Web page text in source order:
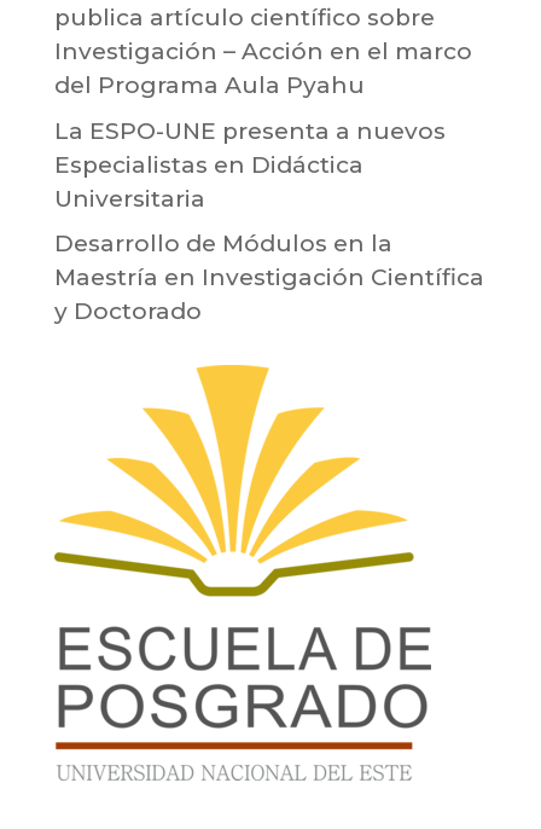
publica artículo científico sobre
Investigación – Acción en el marco
del Programa Aula Pyahu
La ESPO-UNE presenta a nuevos
Especialistas en Didáctica
Universitaria
Desarrollo de Módulos en la
Maestría en Investigación Científica
y Doctorado